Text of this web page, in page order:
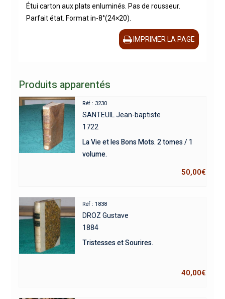
Étui carton aux plats enluminés. Pas de rousseur.
Parfait état. Format in-8°(24×20).
IMPRIMER LA PAGE
Produits apparentés
Réf : 3230
SANTEUIL Jean-baptiste
1722
La Vie et les Bons Mots. 2 tomes / 1
volume.
50,00€
Réf : 1838
DROZ Gustave
1884
Tristesses et Sourires.
40,00€